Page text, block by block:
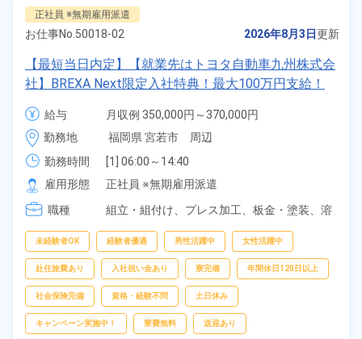
正社員 ※無期雇用派遣
お仕事No. 50018-02 2026年8月3日更新
【最短当日内定】【就業先はトヨタ自動車九州株式会
社】BREXA Next限定入社特典！最大100万円支給！
寮費無料！昇給＆業績賞与あり！相当支給★大手自動
車メーカーで車の組立・溶接・塗装作業！未経験歓迎
♪昇給＆業績賞与など各種手当も充実！備品付き1R寮
完備♪カバン一つで赴任OK！20代～30代の男女活躍
中！格安食堂あり♪生活支援物資事前対応可◎《福岡
県宮若市》
給与
月収例 350,000円～370,000円
給与 255,000円～255,000円
勤務地
福岡県 宮若市　周辺
勤務時間
[1] 06:00～14:40
[2] 16:00～00:40
[3] 16:30～01:10
[4] 15:20～00:00
雇用形態
正社員 ※無期雇用派遣
職種
組立・組付け、 プレス加工、 板金・塗装、 溶
未経験者OK 経験者優遇 男性活躍中 女性活躍中
赴任旅費あり 入社祝い金あり 寮完備 年間休日120日以上
社会保険完備 資格・経験不問 土日休み
キャンペーン実施中！ 寮費無料 送迎あり